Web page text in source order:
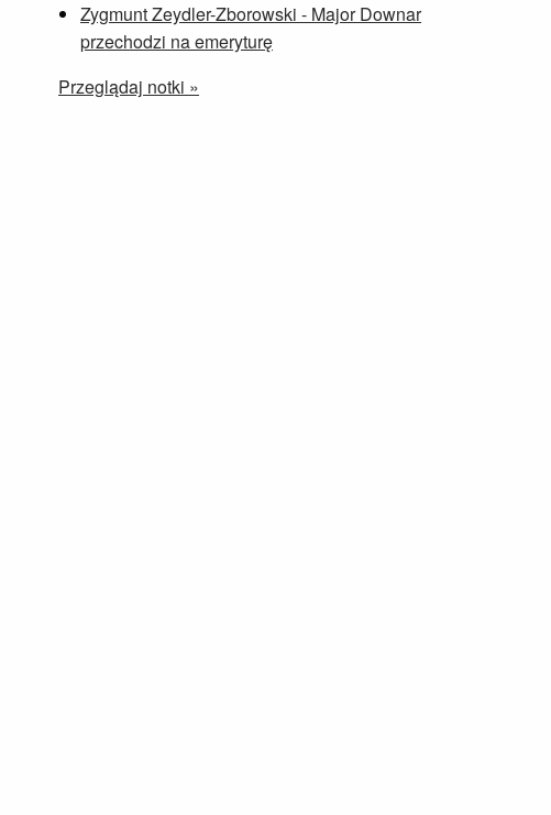
Zygmunt Zeydler-Zborowski - Major Downar
przechodzi na emeryturę
Przeglądaj notki »